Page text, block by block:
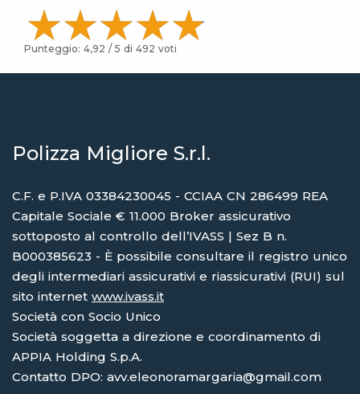
Punteggio: 4,92 / 5 di 492 voti
Polizza Migliore S.r.l.
C.F. e P.IVA 03384230045 - CCIAA CN 286499 REA
Capitale Sociale € 11.000 Broker assicurativo
sottoposto al controllo dell’IVASS | Sez B n.
B000385623 - È possibile consultare il registro unico
degli intermediari assicurativi e riassicurativi (RUI) sul
sito internet www.ivass.it
Società con Socio Unico
Società soggetta a direzione e coordinamento di
APPIA Holding S.p.A.
Contatto DPO: avv.eleonoramargaria@gmail.com